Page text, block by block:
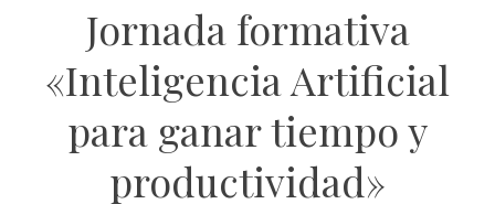
Jornada formativa
«Inteligencia Artificial
para ganar tiempo y
productividad»